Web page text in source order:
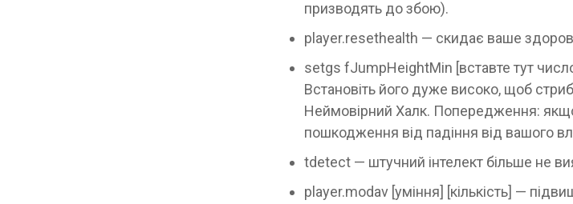
призводять до збою).
player.resethealth — скидає ваше
setgs fJumpHeightMin [вставте тут
Встановіть його дуже високо, щоб
Неймовірний Халк. Попередження:
пошкодження від падіння від вашого
tdetect — штучний інтелект більше не
player.modav [уміння] [кількість] —